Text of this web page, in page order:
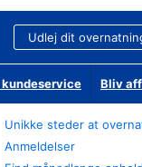
Udlej dit
Bliv
Unikke steder at
Anmeldelser